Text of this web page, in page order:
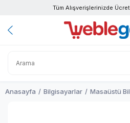
Tüm Alışverişlerinizde
Anasayfa Bilgisayarlar Masaüstü